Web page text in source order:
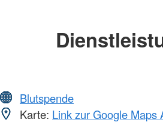
Blutspende
Karte: Link zur Google Maps